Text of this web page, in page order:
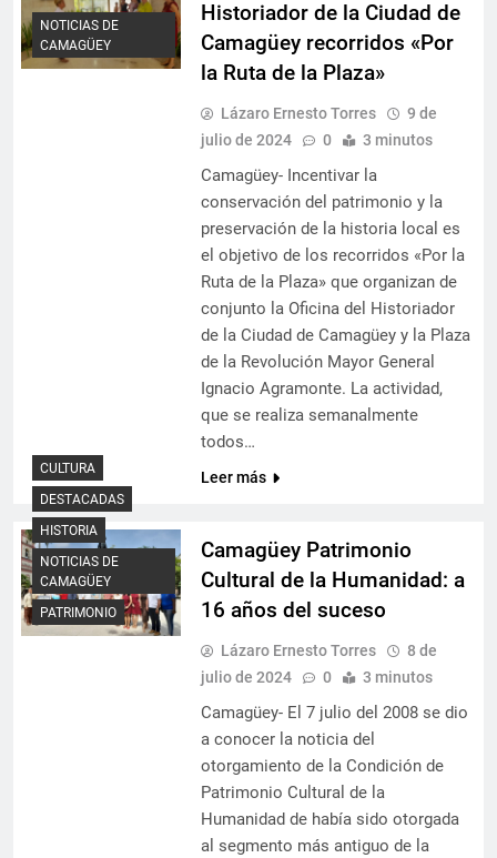
NOTICIAS DE
CAMAGÜEY
Historiador de la Ciudad de
Camagüey recorridos «Por
la Ruta de la Plaza»
Lázaro Ernesto Torres
9 de
julio de 2024
0 3 minutos
Camagüey- Incentivar la
conservación del patrimonio y la
preservación de la historia local es
el objetivo de los recorridos «Por la
Ruta de la Plaza» que organizan de
conjunto la Oficina del Historiador
de la Ciudad de Camagüey y la Plaza
de la Revolución Mayor General
Ignacio Agramonte. La actividad,
que se realiza semanalmente
todos…
Leer más
CULTURA
DESTACADAS
HISTORIA
NOTICIAS DE
CAMAGÜEY
PATRIMONIO
Camagüey Patrimonio
Cultural de la Humanidad: a
16 años del suceso
Lázaro Ernesto Torres
8 de
julio de 2024
0 3 minutos
Camagüey- El 7 julio del 2008 se dio
a conocer la noticia del
otorgamiento de la Condición de
Patrimonio Cultural de la
Humanidad de había sido otorgada
al segmento más antiguo de la